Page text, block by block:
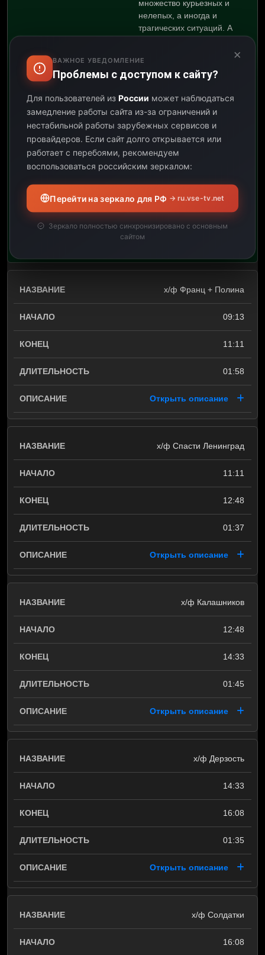
множество курьезных и
нелепых, а иногда и
трагических ситуаций. А
другой мир – мир
местных эскимосов,
войны жизнью. Правда
солдат непонятна
эскимосу, ведь: Человек
стреляет в зверя, чтобы
съесть его или получить
шкуру, из которой можно
стреляет в другого
человека, если не
собирается его есть?
х/ф Франц + Полина
09:13
11:11
01:58
Открыть описание
х/ф Спасти Ленинград
11:11
12:48
01:37
Открыть описание
х/ф Калашников
12:48
14:33
01:45
Открыть описание
х/ф Дерзость
14:33
16:08
01:35
Открыть описание
х/ф Солдатки
16:08
×
ВАЖНОЕ УВЕДОМЛЕНИЕ
Проблемы с доступом к сайту?
Для пользователей из России может наблюдаться
замедление работы сайта из-за ограничений и
нестабильной работы зарубежных сервисов и
провайдеров. Если сайт долго открывается или
работает с перебоями, рекомендуем
воспользоваться российским зеркалом:
Перейти на зеркало для РФ → ru.vse-tv.net
Зеркало полностью синхронизировано с основным
сайтом